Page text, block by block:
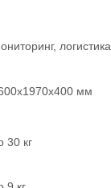
логистика
мм
30 кг